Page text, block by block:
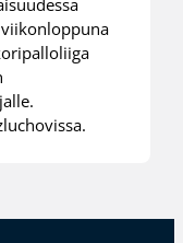
viikonloppuna